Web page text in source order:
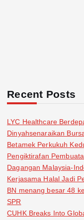
Recent Posts
LYC Healthcare
Dinyahsenaraikan
Betamek Perkukuh
Pengiktirafan
Dagangan Malaysia-
Kerjasama Halal Jadi
BN menang besar 48
SPR
CUHK Breaks Into